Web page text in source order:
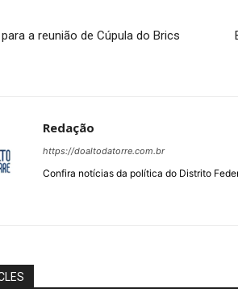
a reunião de Cúpula do Brics
Redação
https://doaltodatorre.com.br
Confira notícias da política do Distrito